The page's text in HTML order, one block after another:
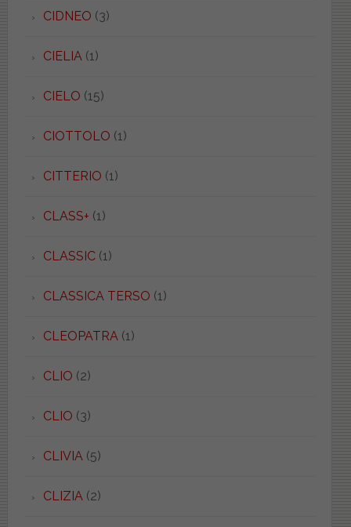
CIDNEO (3)
CIELIA(1)
CIELO (15)
CIOTTOLO (1)
CITTERIO (1)
CLASS+ (1)
CLASSIC(1)
CLASSICA TERSO (1)
CLEOPATRA(1)
CLIO (2)
CLIO (3)
CLIVIA(5)
CLIZIA(2)